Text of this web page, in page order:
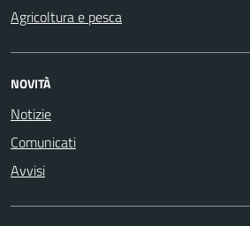
Agricoltura e pesca
NOVITÀ
Notizie
Comunicati
Avvisi